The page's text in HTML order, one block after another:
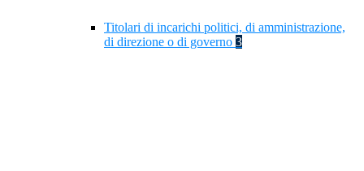
Titolari di incarichi politici, di amministrazione,
di direzione o di governo 3